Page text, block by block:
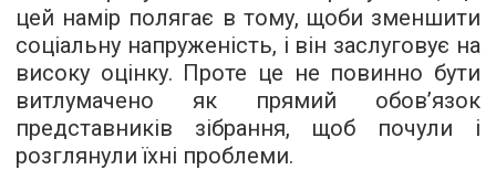
цей намір полягає в тому, щоби зменшити
соціальну напруженість, і він заслуговує на
високу оцінку. Проте це не повинно бути
витлумачено як прямий обов’язок
представників зібрання, щоб почули і
розглянули їхні проблеми.